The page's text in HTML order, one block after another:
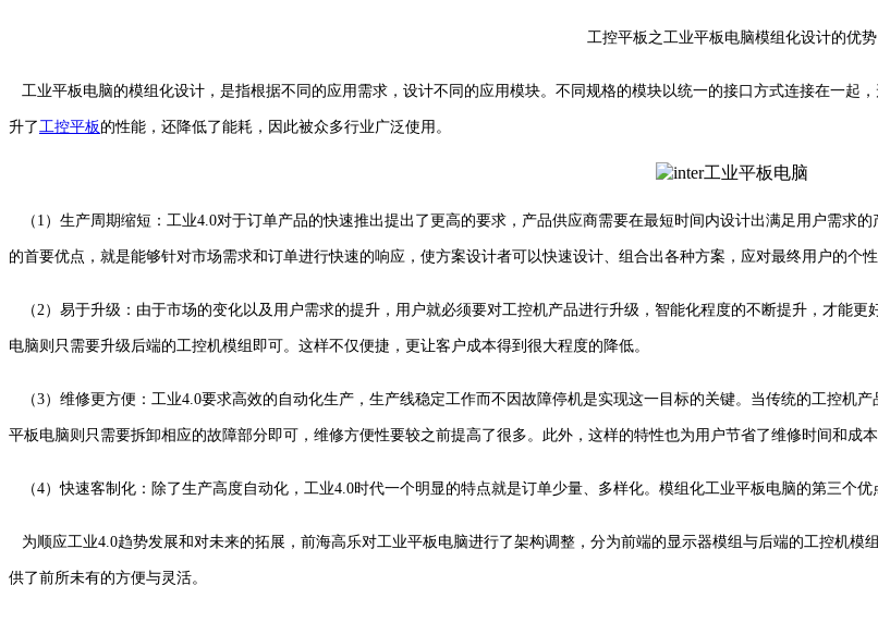
工控平板之工业平板电脑模组化设计的优势
工业平板电脑的模组化设计，是指根据不同的应用需求，设计不同的应用模块。不同规格的模块以统一的接口方式连接在一起
升了工控平板 的性能，还降低了能耗，因此被众多行业广泛使用。
（1）生产周期缩短：工业4.0对于订单产品的快速推出提出了更高的要求，产品供应商需要在最短时间内设计出满足用户需求
的首要优点，就是能够针对市场需求和订单进行快速的响应，使方案设计者可以快速设计、组合出各种方案，应对最终用户的个
（2）易于升级：由于市场的变化以及用户需求的提升，用户就必须要对工控机产品进行升级，智能化程度的不断提升，才能
电脑则只需要升级后端的工控机模组即可。这样不仅便捷，更让客户成本得到很大程度的降低。
（3）维修更方便：工业4.0要求高效的自动化生产，生产线稳定工作而不因故障停机是实现这一目标的关键。当传统的工控机
平板电脑则只需要拆卸相应的故障部分即可，维修方便性要较之前提高了很多。此外，这样的特性也为用户节省了维修时间和成本
（4）快速客制化：除了生产高度自动化，工业4.0时代一个明显的特点就是订单少量、多样化。模组化工业平板电脑的第三个
为顺应工业4.0趋势发展和对未来的拓展，前海高乐对工业平板电脑进行了架构调整，分为前端的显示器模组与后端的工控机
供了前所未有的方便与灵活。